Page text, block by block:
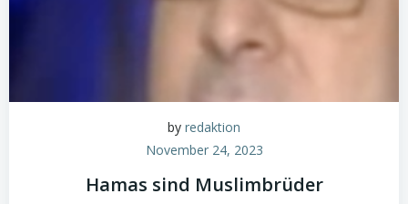
by redaktion
November 24, 2023
Hamas sind Muslimbrüder